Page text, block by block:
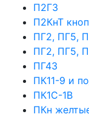
П2Г3
П2КнТ
ПГ2, ПГ5,
ПГ2, ПГ5,
ПГ43
ПК11-9 и
ПК1С-1В
ПКн